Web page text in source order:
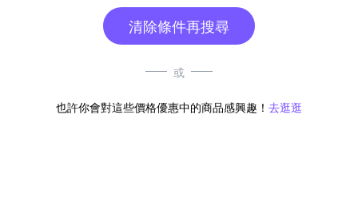
清除條件再搜尋
或
也許你會對這些價格優惠中的商品感興趣！ 去逛逛